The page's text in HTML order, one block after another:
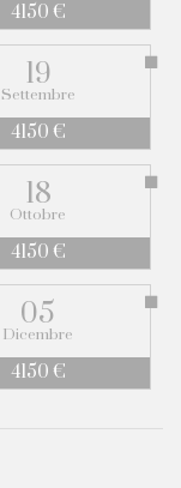
4150 €
19
Settembre
4150 €
18
Ottobre
4150 €
05
Dicembre
4150 €